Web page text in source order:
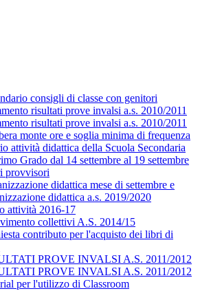
consigli di classe con genitori
risultati prove invalsi a.s. 2010/2011
risultati prove invalsi a.s. 2010/2011
monte ore e soglia minima di frequenza
attività didattica della Scuola Secondaria
Grado dal 14 settembre al 19 settembre
provvisori
didattica mese di settembre e
didattica a.s. 2019/2020
attività 2016-17
collettivi A.S. 2014/15
contributo per l'acquisto dei libri di
PROVE INVALSI A.S. 2011/2012
PROVE INVALSI A.S. 2011/2012
per l'utilizzo di Classroom